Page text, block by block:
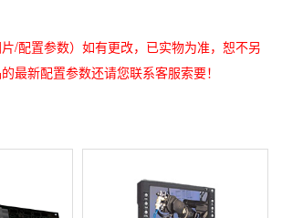
/配置参数）如有更改，已实物为准，恕不另
最新配置参数还请您联系客服索要！